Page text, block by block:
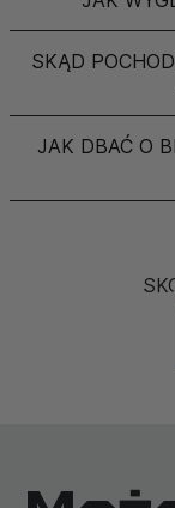
SKĄD
JAK DBAĆ O